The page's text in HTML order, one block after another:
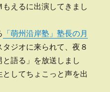
えるに出演してきまし
「萌州沿岸塾」塾長の月
ジオに来られて、夜８
語る」を放送しまし
してちょこっと声を出